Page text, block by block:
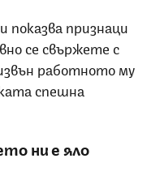
показва признаци
се свържете с
работното му
спешна
ни е яло